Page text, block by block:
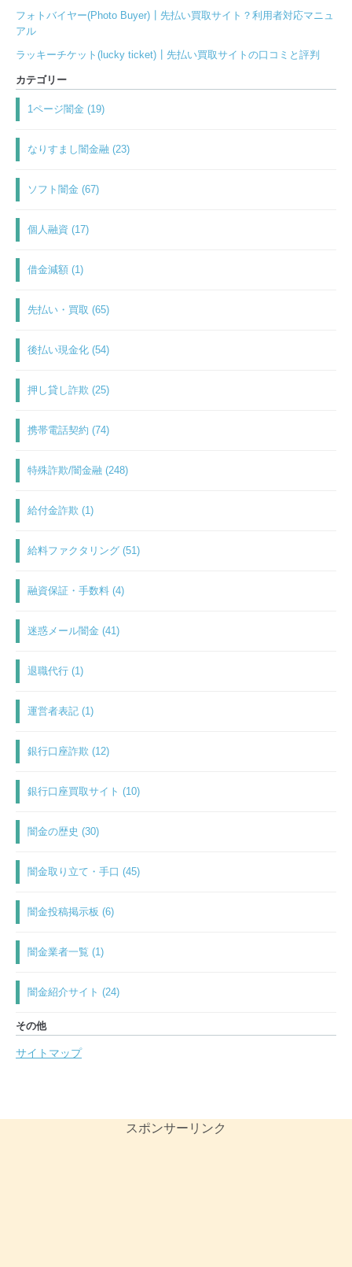
フォトバイヤー(Photo Buyer)┃先払い買取サイト？利用者対応マニュ
アル
ラッキーチケット(lucky ticket)┃先払い買取サイトの口コミと評判
カテゴリー
1ページ闇金 (19)
なりすまし闇金融 (23)
ソフト闇金 (67)
個人融資 (17)
借金減額 (1)
先払い・買取 (65)
後払い現金化 (54)
押し貸し詐欺 (25)
携帯電話契約 (74)
特殊詐欺/闇金融 (248)
給付金詐欺 (1)
給料ファクタリング (51)
融資保証・手数料 (4)
迷惑メール闇金 (41)
退職代行 (1)
運営者表記 (1)
銀行口座詐欺 (12)
銀行口座買取サイト (10)
闇金の歴史 (30)
闇金取り立て・手口 (45)
闇金投稿掲示板 (6)
闇金業者一覧 (1)
闇金紹介サイト (24)
その他
サイトマップ
スポンサーリンク